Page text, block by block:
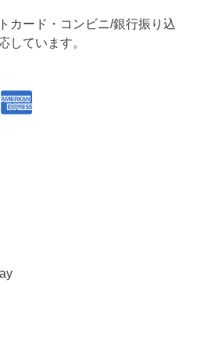
カード・コンビニ/銀行振り込
しています。